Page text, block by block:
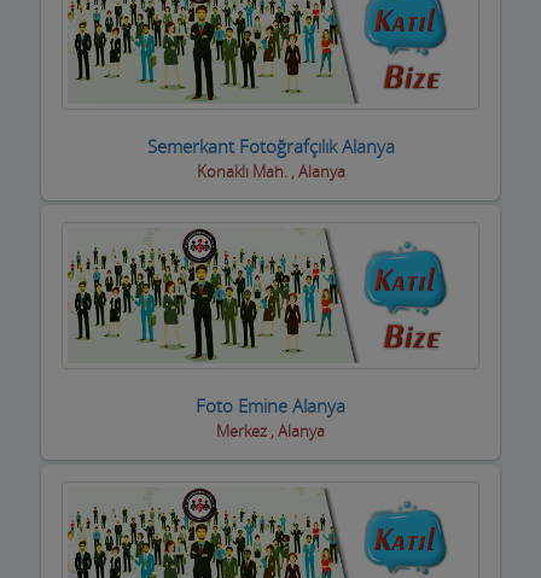
Tatto Dövme Piercing
Tavuk ve Yumurta
Telefon ve Telekominasyon Hiz.
Tercüme ve Danışmanlık Büroları
Terziler ve Dikimevi
Toptan Gıda ve içecek
Trafik Takip Firmaları
Transfer ve ulaşım
Turizm Acenteleri-uçak bilet firmaları
Uydu Teknik Servis Firmaları
Semerkant Fotoğrafçılık Alanya
Konaklı Mah. , Alanya
Foto Emine Alanya
Merkez , Alanya